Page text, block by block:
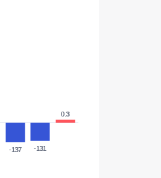
-137
-137 -131
-131
0.3
0.3